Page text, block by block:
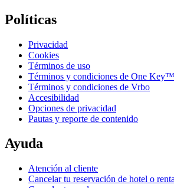
Políticas
Privacidad
Cookies
Términos de uso
Términos y condiciones de One Key™
Términos y condiciones de Vrbo
Accesibilidad
Opciones de privacidad
Pautas y reporte de contenido
Ayuda
Atención al cliente
Cancelar tu reservación de hotel o